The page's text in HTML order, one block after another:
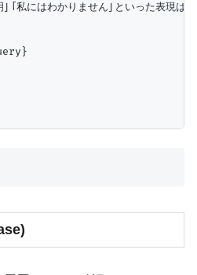
」「私にはわかりません」といった表現は